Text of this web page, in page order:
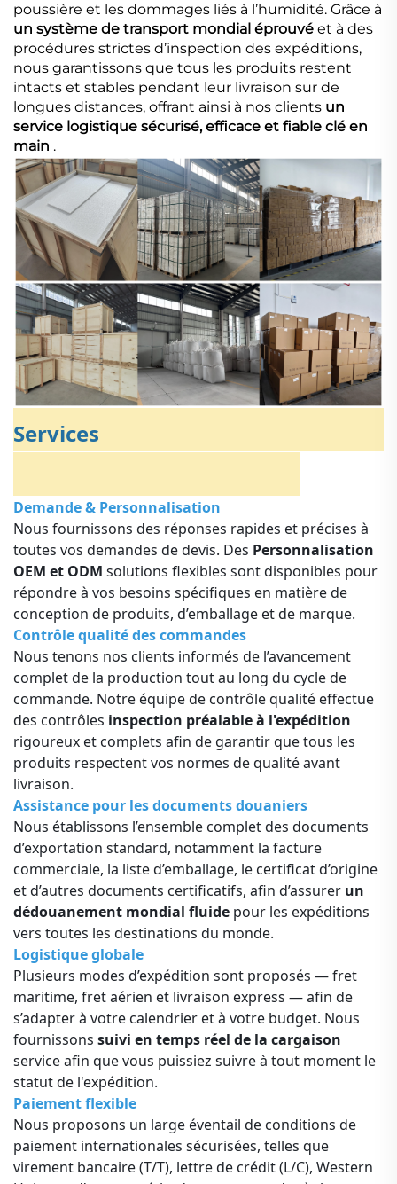
poussière et les dommages liés à l’humidité. Grâce à
un système de transport mondial éprouvé et à des
procédures strictes d’inspection des expéditions,
nous garantissons que tous les produits restent
intacts et stables pendant leur livraison sur de
longues distances, offrant ainsi à nos clients un
service logistique sécurisé, efficace et fiable clé en
main .
Services
Demande & Personnalisation
Nous fournissons des réponses rapides et précises à
toutes vos demandes de devis. Des Personnalisation
OEM et ODM solutions flexibles sont disponibles pour
répondre à vos besoins spécifiques en matière de
conception de produits, d’emballage et de marque.
Contrôle qualité des commandes
Nous tenons nos clients informés de l’avancement
complet de la production tout au long du cycle de
commande. Notre équipe de contrôle qualité effectue
des contrôles inspection préalable à l'expédition
rigoureux et complets afin de garantir que tous les
produits respectent vos normes de qualité avant
livraison.
Assistance pour les documents douaniers
Nous établissons l’ensemble complet des documents
d’exportation standard, notamment la facture
commerciale, la liste d’emballage, le certificat d’origine
et d’autres documents certificatifs, afin d’assurer un
dédouanement mondial fluide pour les expéditions
vers toutes les destinations du monde.
Logistique globale
Plusieurs modes d’expédition sont proposés — fret
maritime, fret aérien et livraison express — afin de
s’adapter à votre calendrier et à votre budget. Nous
fournissons suivi en temps réel de la cargaison
service afin que vous puissiez suivre à tout moment le
statut de l'expédition.
Paiement flexible
Nous proposons un large éventail de conditions de
paiement internationales sécurisées, telles que
virement bancaire (T/T), lettre de crédit (L/C), Western